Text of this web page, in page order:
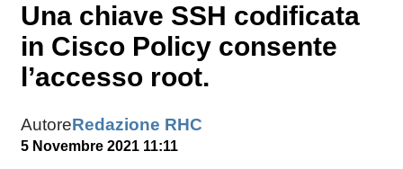
Una chiave SSH codificata
in Cisco Policy consente
l’accesso root.
AutoreRedazione RHC
5 Novembre 2021 11:11